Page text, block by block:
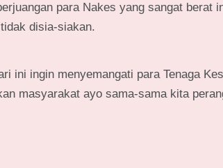
para Nakes yang sangat berat
disia-siakan.
ini ingin menyemangati para Tenaga
masyarakat ayo sama-sama kita